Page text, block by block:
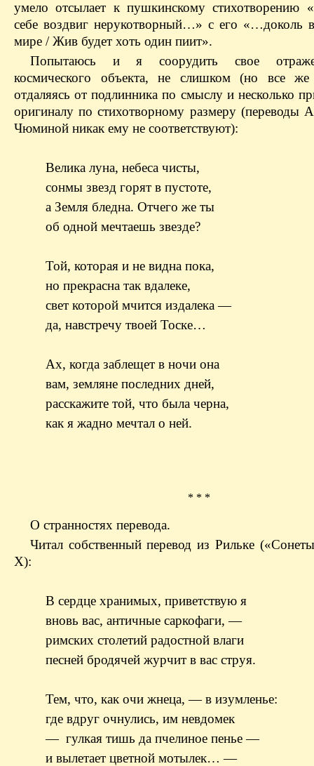
умело отсылает к пушкинскому стихотворению
себе воздвиг неруко­творный…» с его «…доколь
мире / Жив будет хоть один пиит».
Попытаюсь и я соорудить свое
космического объекта, не слишком (но все же
отдаляясь от подлинника по смыслу и несколько
оригиналу по стихотворному размеру (переводы
Чюминой никак ему не соответствуют):
Велика луна, небеса чисты,
сонмы звезд горят в пустоте,
а Земля бледна. Отчего же ты
об одной мечтаешь звезде?
Той, которая и не видна пока,
но прекрасна так вдалеке,
свет которой мчится издалека —
да, навстречу твоей Тоске…
Ах, когда заблещет в ночи она
вам, земляне последних дней,
расскажите той, что была черна,
как я жадно мечтал о ней.
* * *
О странностях перевода.
Читал собственный перевод из Рильке
X):
В сердце хранимых, приветствую я
вновь вас, античные саркофаги, —
римских столетий радостной влаги
песней бродячей журчит в вас струя.
Тем, что, как очи жнеца, — в изумленье:
где вдруг очнулись, им невдомек
— гулкая тишь да пчелиное пенье —
и вылетает цветной мотылек… —